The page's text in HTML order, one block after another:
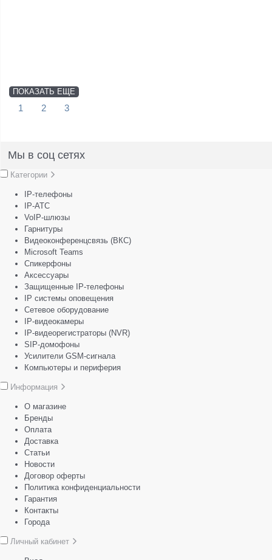
ПОКАЗАТЬ ЕЩЕ
1 2 3
Мы в соц сетях
Категории
IP-телефоны
IP-АТС
VoIP-шлюзы
Гарнитуры
Видеоконференцсвязь (ВКС)
Microsoft Teams
Спикерфоны
Аксессуары
Защищенные IP-телефоны
IP системы оповещения
Сетевое оборудование
IP-видеокамеры
IP-видеорегистраторы (NVR)
SIP-домофоны
Усилители GSM-сигнала
Компьютеры и периферия
Информация
О магазине
Бренды
Оплата
Доставка
Статьи
Новости
Договор оферты
Политика конфиденциальности
Гарантия
Контакты
Города
Личный кабинет